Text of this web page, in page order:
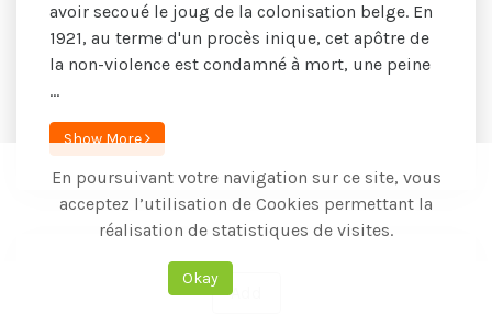
avoir secoué le joug de la colonisation belge. En
1921, au terme d'un procès inique, cet apôtre de
la non-violence est condamné à mort, une peine
...
Show More
Add
En poursuivant votre navigation sur ce site, vous
acceptez l’utilisation de Cookies permettant la
réalisation de statistiques de visites.
Okay